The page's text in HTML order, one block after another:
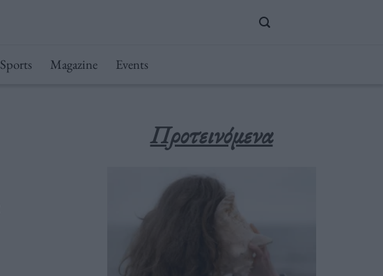
Sports Magazine Events
Προτεινόμενα